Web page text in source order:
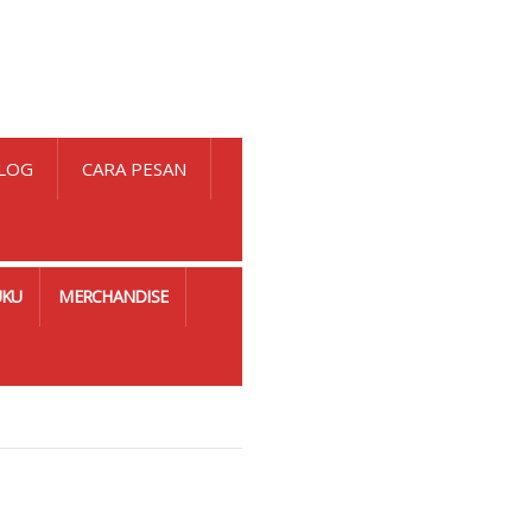
CARA PESAN
MERCHANDISE